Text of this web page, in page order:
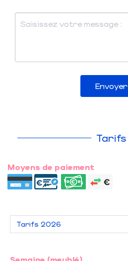
Envoyer
Tarifs
Moyens de paiement